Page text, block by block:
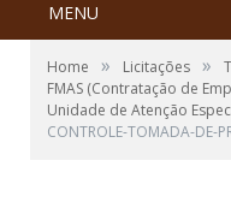
MENU
Home » Licitações »
FMAS (Contratação de
Unidade de Atenção
CONTROLE-TOMADA-DE-